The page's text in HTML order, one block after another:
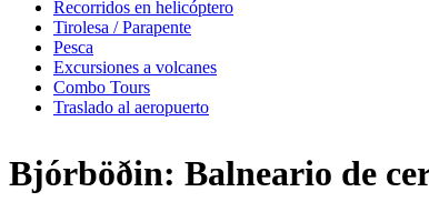
Recorridos en helicóptero
Tirolesa / Parapente
Pesca
Excursiones a volcanes
Combo Tours
Traslado al aeropuerto
Bjórböðin: Balneario de